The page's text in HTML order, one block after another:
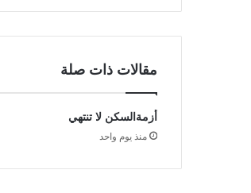
مقالات ذات صلة
أزمةالسكن لا تنتهي
منذ يوم واحد